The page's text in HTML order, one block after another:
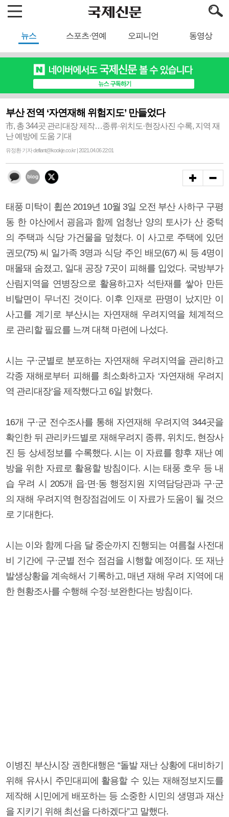
뉴스 스포츠·연예 오피니언 동영상
부산 전역 ‘자연재해 위험지도’ 만들었다
市, 총 344곳 관리대장 제작…종류·위치도·현장사진 수록, 지역 재
난 예방에 도움 기대
유정환 기자 defiant@kookje.co.kr | 2021.04.06 22:01
태풍 미탁이 휩쓴 2019년 10월 3일 오전 부산 사하구 구평
동 한 야산에서 굉음과 함께 엄청난 양의 토사가 산 중턱
의 주택과 식당 가건물을 덮쳤다. 이 사고로 주택에 있던
권모(75) 씨 일가족 3명과 식당 주인 배모(67) 씨 등 4명이
매몰돼 숨졌고, 일대 공장 7곳이 피해를 입었다. 국방부가
산림지역을 연병장으로 활용하고자 석탄재를 쌓아 만든
비탈면이 무너진 것이다. 이후 인재로 판명이 났지만 이
사고를 계기로 부산시는 자연재해 우려지역을 체계적으
로 관리할 필요를 느껴 대책 마련에 나섰다.
시는 구·군별로 분포하는 자연재해 우려지역을 관리하고
각종 재해로부터 피해를 최소화하고자 ‘자연재해 우려지
역 관리대장’을 제작했다고 6일 밝혔다.
16개 구·군 전수조사를 통해 자연재해 우려지역 344곳을
확인한 뒤 관리카드별로 재해우려지 종류, 위치도, 현장사
진 등 상세정보를 수록했다. 시는 이 자료를 향후 재난 예
방을 위한 자료로 활용할 방침이다. 시는 태풍 호우 등 내
습 우려 시 205개 읍·면·동 행정지원 지역담당관과 구·군
의 재해 우려지역 현장점검에도 이 자료가 도움이 될 것으
로 기대한다.
시는 이와 함께 다음 달 중순까지 진행되는 여름철 사전대
비 기간에 구·군별 전수 점검을 시행할 예정이다. 또 재난
발생상황을 계속해서 기록하고, 매년 재해 우려 지역에 대
한 현황조사를 수행해 수정·보완한다는 방침이다.
이병진 부산시장 권한대행은 “돌발 재난 상황에 대비하기
위해 유사시 주민대피에 활용할 수 있는 재해정보지도를
제작해 시민에게 배포하는 등 소중한 시민의 생명과 재산
을 지키기 위해 최선을 다하겠다”고 말했다.